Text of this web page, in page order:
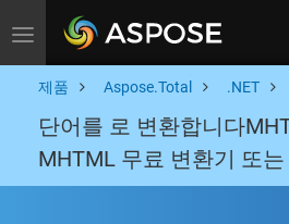
Toggle navigation
제품 Aspose.Total .NET
단어를 로 변환합니다
MHTML 무료 변환기 또